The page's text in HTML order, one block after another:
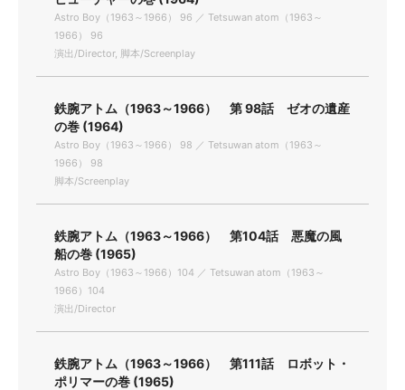
Astro Boy（1963～1966） 96 ／ Tetsuwan atom（1963～
1966） 96
演出/Director, 脚本/Screenplay
鉄腕アトム（1963～1966） 第 98話 ゼオの遺産
の巻 (1964)
Astro Boy（1963～1966） 98 ／ Tetsuwan atom（1963～
1966） 98
脚本/Screenplay
鉄腕アトム（1963～1966） 第104話 悪魔の風
船の巻 (1965)
Astro Boy（1963～1966）104 ／ Tetsuwan atom（1963～
1966）104
演出/Director
鉄腕アトム（1963～1966） 第111話 ロボット・
ポリマーの巻 (1965)